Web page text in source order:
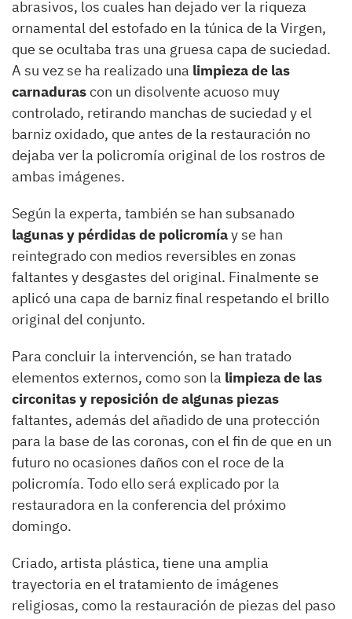
abrasivos, los cuales han dejado ver la riqueza
ornamental del estofado en la túnica de la Virgen,
que se ocultaba tras una gruesa capa de suciedad.
A su vez se ha realizado una limpieza de las
carnadurascon un disolvente acuoso muy
controlado, retirando manchas de suciedad y el
barniz oxidado, que antes de la restauración no
dejaba ver la policromía original de los rostros de
ambas imágenes.
Según la experta, también se han subsanado
lagunas y pérdidas de policromíay se han
reintegrado con medios reversibles en zonas
faltantes y desgastes del original. Finalmente se
aplicó una capa de barniz final respetando el brillo
original del conjunto.
Para concluir la intervención, se han tratado
elementos externos, como son la limpieza de las
circonitas y reposición de algunas piezas
faltantes, además del añadido de una protección
para la base de las coronas, con el fin de que en un
futuro no ocasiones daños con el roce de la
policromía. Todo ello será explicado por la
restauradora en la conferencia del próximo
domingo.
Criado, artista plástica, tiene una amplia
trayectoria en el tratamiento de imágenes
religiosas, como la restauración de piezas del paso